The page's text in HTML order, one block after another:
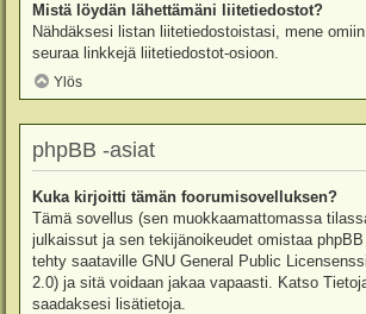
Mistä löydän lähettämäni liitetiedostot?
Nähdäksesi listan liitetiedostoistasi, mene
seuraa linkkejä liitetiedostot-osioon.
Ylös
phpBB -asiat
Kuka kirjoitti tämän foorumisovelluksen?
Tämä sovellus (sen muokkaamattomassa
julkaissut ja sen tekijänoikeudet omistaa
tehty saataville GNU General Public
2.0) ja sitä voidaan jakaa vapaasti. Katso
saadaksesi lisätietoja.